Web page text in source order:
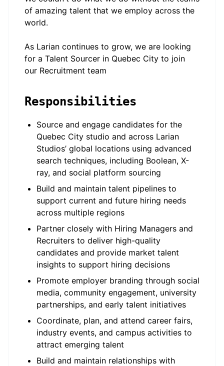
of amazing talent that we employ across the
world.
As Larian continues to grow, we are looking
for a Talent Sourcer in Quebec City to join
our Recruitment team
Responsibilities
Source and engage candidates for the
Quebec City studio and across Larian
Studios’ global locations using advanced
search techniques, including Boolean, X-
ray, and social platform sourcing
Build and maintain talent pipelines to
support current and future hiring needs
across multiple regions
Partner closely with Hiring Managers and
Recruiters to deliver high-quality
candidates and provide market talent
insights to support hiring decisions
Promote employer branding through social
media, community engagement, university
partnerships, and early talent initiatives
Coordinate, plan, and attend career fairs,
industry events, and campus activities to
attract emerging talent
Build and maintain relationships with